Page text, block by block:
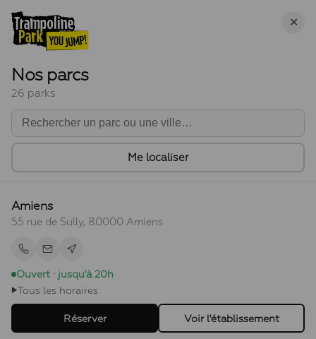
✕
Nos parcs
26 parks
Me localiser
Amiens
55 rue de Sully, 80000 Amiens
Ouvert · jusqu'à 20h
▶Tous les horaires
Réserver Voir l'établissement